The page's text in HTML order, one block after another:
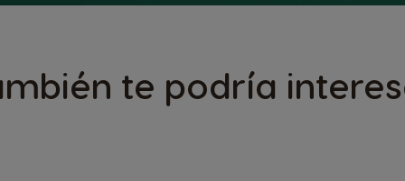
te podría